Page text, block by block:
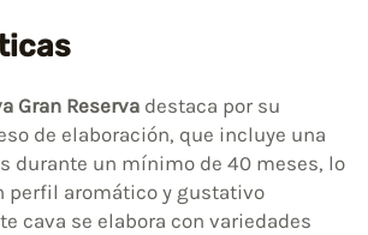
Gran Reserva destaca por su
de elaboración, que incluye una
durante un mínimo de 40 meses, lo
perfil aromático y gustativo
cava se elabora con variedades